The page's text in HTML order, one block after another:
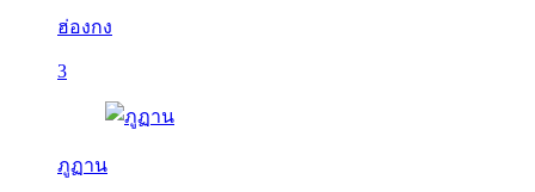
ฮ่องกง
3
ภูฏาน